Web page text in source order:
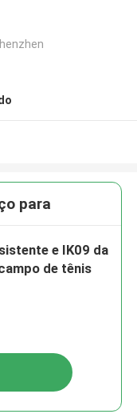
para
e IK09 da
de tênis